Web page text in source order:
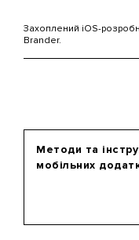
Захоплений iOS-
Brander.
Методи та
мобільних